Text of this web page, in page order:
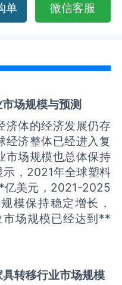
单 微信客服
场规模与预测
济体的经济发展仍存
经济整体已经进入复
市场规模也总体保持
，2021年全球塑料
亿美元，2021-2025
模保持稳定增长，
场规模已经达到**
转移行业市场规模